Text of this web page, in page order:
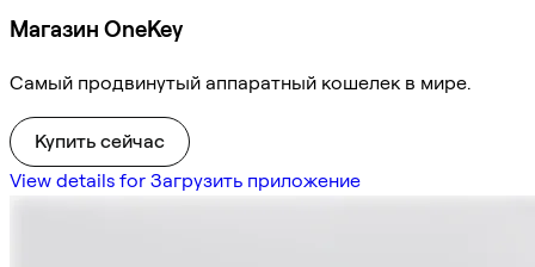
Магазин OneKey
Самый продвинутый аппаратный кошелек в мире.
Купить сейчас
View details for Загрузить приложение